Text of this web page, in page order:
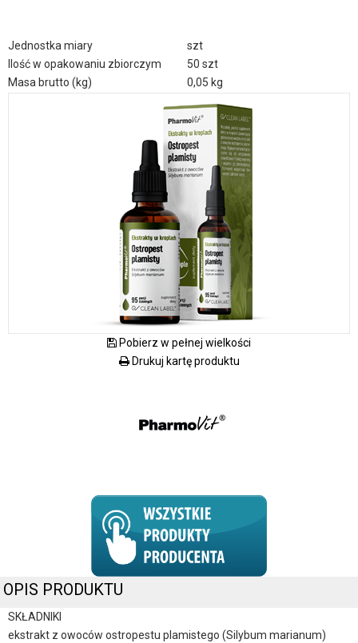
Jednostka miary
szt
Ilość w opakowaniu zbiorczym
50 szt
Masa brutto (kg)
0,05 kg
Pobierz w pełnej wielkości
Drukuj kartę produktu
OPIS PRODUKTU
SKŁADNIKI
ekstrakt z owoców ostropestu plamistego (Silybum marianum)